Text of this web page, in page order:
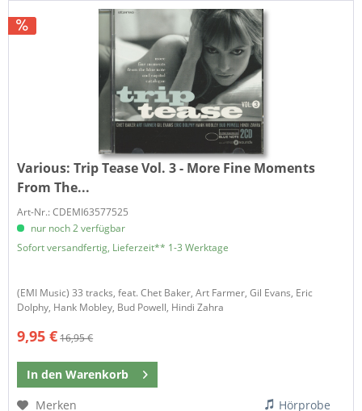
Various:Trip Tease Vol. 3 - More Fine Moments
From The...
Art-Nr.: CDEMI63577525
nur noch 2 verfügbar
Sofort versandfertig, Lieferzeit** 1-3 Werktage
(EMI Music) 33 tracks, feat. Chet Baker, Art Farmer, Gil Evans, Eric
Dolphy, Hank Mobley, Bud Powell, Hindi Zahra
9,95 €16,95 €
In den Warenkorb
Merken
Hörprobe